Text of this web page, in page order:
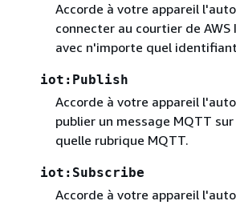
Accorde à votre appareil
connecter au courtier de AWS
avec n'importe quel
iot:Publish
Accorde à votre appareil
publier un message MQTT sur
quelle rubrique MQTT.
iot:Subscribe
Accorde à votre appareil